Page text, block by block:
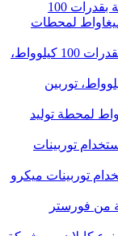
أسعار توربينات فرانسيس الهيدروليكية بقدرات 100 كيلوواط،
هيدروليكي بقدرة 250 كيلوواط لمحطة توليد
توربينات ميكرو